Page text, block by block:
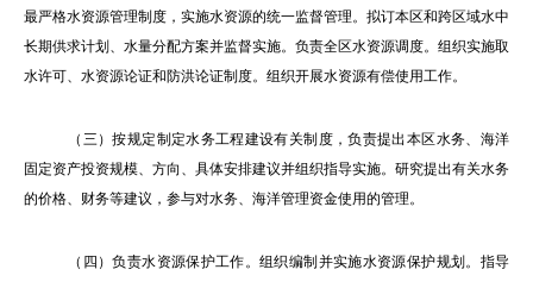
最严格水资源管理制度，实施水资源的统一监督管理。拟订本区和跨区域水中
长期供求计划、水量分配方案并监督实施。负责全区水资源调度。组织实施取
水许可、水资源论证和防洪论证制度。组织开展水资源有偿使用工作。
（三）按规定制定水务工程建设有关制度，负责提出本区水务、海洋
固定资产投资规模、方向、具体安排建议并组织指导实施。研究提出有关水务
的价格、财务等建议，参与对水务、海洋管理资金使用的管理。
（四）负责水资源保护工作。组织编制并实施水资源保护规划。指导